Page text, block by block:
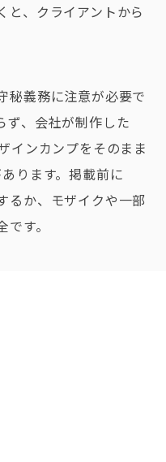
と、クライアントから
秘義務に注意が必要で
ず、会社が制作した
インカンプをそのまま
ります。掲載前に
るか、モザイクや一部
す。